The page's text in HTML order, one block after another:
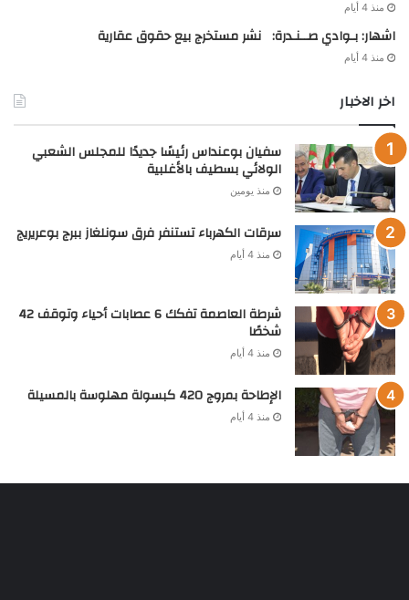
منذ 4 أيام
اشهار: بـوادي صــنـدرة: نشر مستخرج بيع حقوق عقارية
منذ 4 أيام
اخر الاخبار
سفيان بوعنداس رئيسًا جديدًا للمجلس الشعبي
الولائي بسطيف بالأغلبية
منذ يومين
سرقات الكهرباء تستنفر فرق سونلغاز ببرج بوعريريج
منذ 4 أيام
شرطة العاصمة تفكك 6 عصابات أحياء وتوقف 42
شخصًا
منذ 4 أيام
الإطاحة بمروج 420 كبسولة مهلوسة بالمسيلة
منذ 4 أيام